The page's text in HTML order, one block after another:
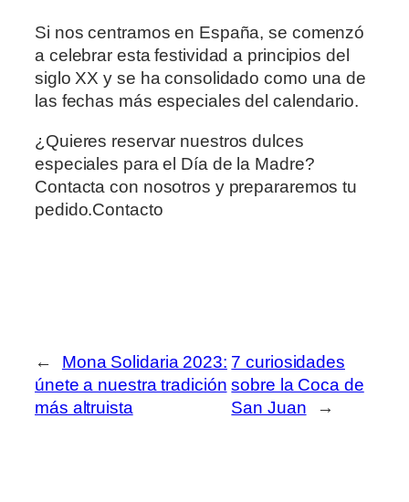
Si nos centramos en España, se comenzó
a celebrar esta festividad a principios del
siglo XX y se ha consolidado como una de
las fechas más especiales del calendario.
¿Quieres reservar nuestros dulces
especiales para el Día de la Madre?
Contacta con nosotros y prepararemos tu
pedido.Contacto
←
Mona Solidaria 2023:
únete a nuestra tradición
más altruista
7 curiosidades
sobre la Coca de
San Juan
→